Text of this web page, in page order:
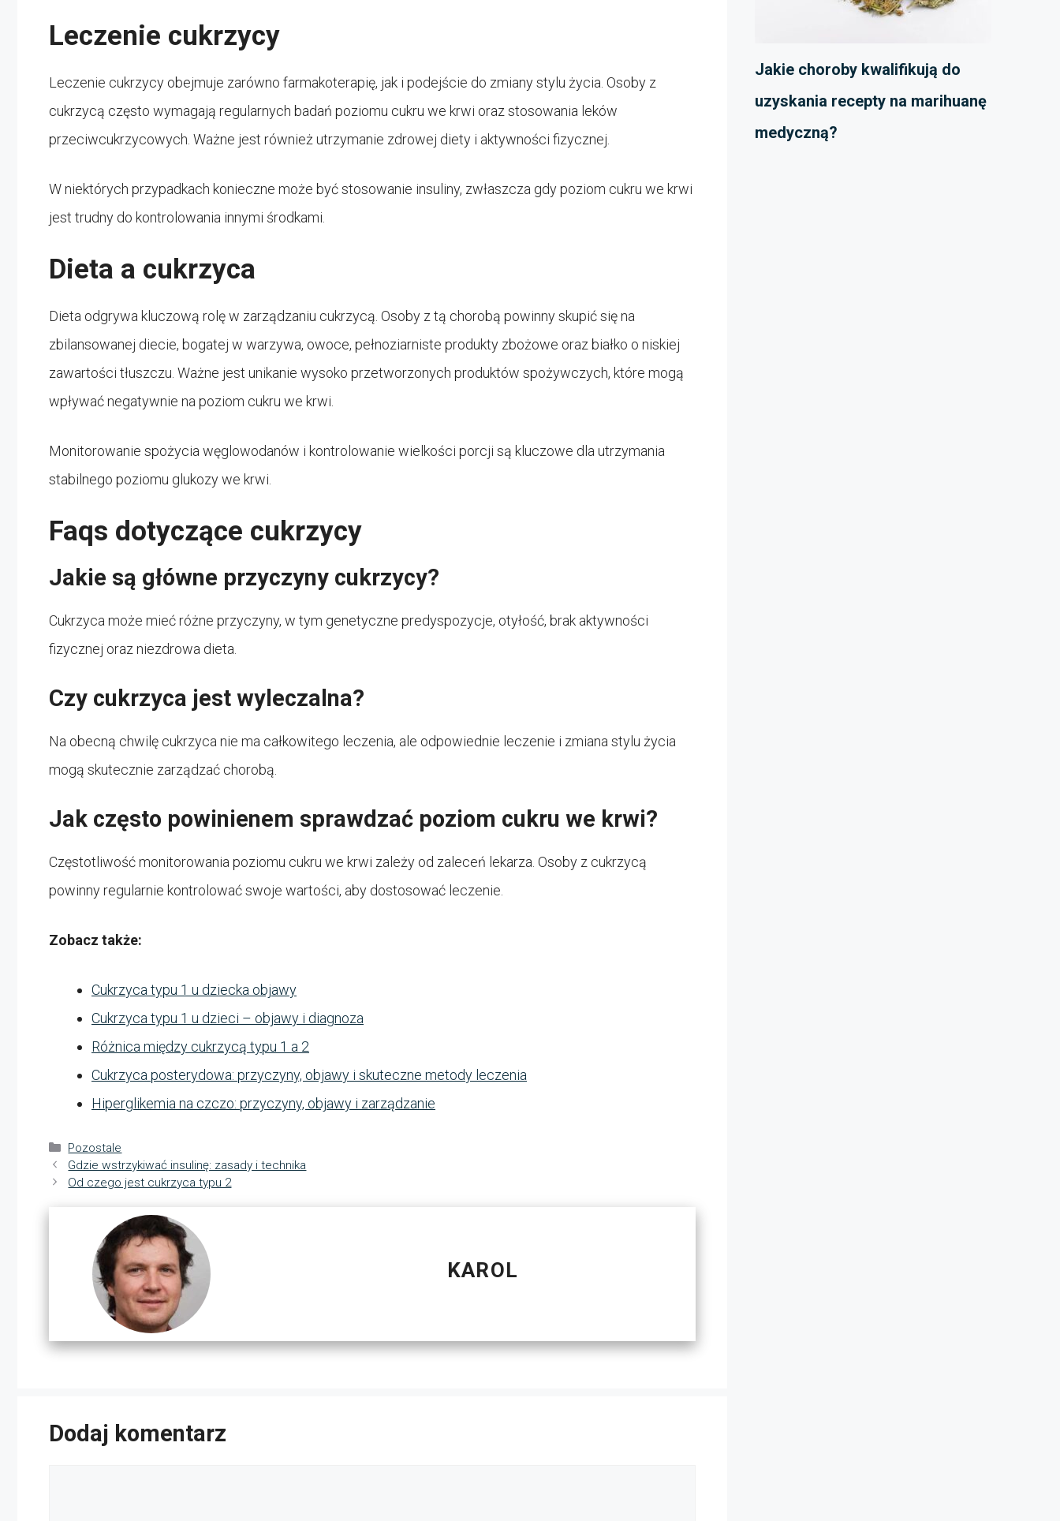
Leczenie cukrzycy
Leczenie cukrzycy obejmuje zarówno farmakoterapię, jak i podejście do zmiany stylu życia. Osoby z
cukrzycą często wymagają regularnych badań poziomu cukru we krwi oraz stosowania leków
przeciwcukrzycowych. Ważne jest również utrzymanie zdrowej diety i aktywności fizycznej.
W niektórych przypadkach konieczne może być stosowanie insuliny, zwłaszcza gdy poziom cukru we krwi
jest trudny do kontrolowania innymi środkami.
Dieta a cukrzyca
Dieta odgrywa kluczową rolę w zarządzaniu cukrzycą. Osoby z tą chorobą powinny skupić się na
zbilansowanej diecie, bogatej w warzywa, owoce, pełnoziarniste produkty zbożowe oraz białko o niskiej
zawartości tłuszczu. Ważne jest unikanie wysoko przetworzonych produktów spożywczych, które mogą
wpływać negatywnie na poziom cukru we krwi.
Monitorowanie spożycia węglowodanów i kontrolowanie wielkości porcji są kluczowe dla utrzymania
stabilnego poziomu glukozy we krwi.
Faqs dotyczące cukrzycy
Jakie są główne przyczyny cukrzycy?
Cukrzyca może mieć różne przyczyny, w tym genetyczne predyspozycje, otyłość, brak aktywności
fizycznej oraz niezdrowa dieta.
Czy cukrzyca jest wyleczalna?
Na obecną chwilę cukrzyca nie ma całkowitego leczenia, ale odpowiednie leczenie i zmiana stylu życia
mogą skutecznie zarządzać chorobą.
Jak często powinienem sprawdzać poziom cukru we krwi?
Częstotliwość monitorowania poziomu cukru we krwi zależy od zaleceń lekarza. Osoby z cukrzycą
powinny regularnie kontrolować swoje wartości, aby dostosować leczenie.
Zobacz także:
Cukrzyca typu 1 u dziecka objawy
Cukrzyca typu 1 u dzieci – objawy i diagnoza
Różnica między cukrzycą typu 1 a 2
Cukrzyca posterydowa: przyczyny, objawy i skuteczne metody leczenia
Hiperglikemia na czczo: przyczyny, objawy i zarządzanie
Kategorie
Pozostale
Gdzie wstrzykiwać insulinę: zasady i technika
Od czego jest cukrzyca typu 2
KAROL
Dodaj komentarz
Jakie choroby kwalifikują do
uzyskania recepty na marihuanę
medyczną?